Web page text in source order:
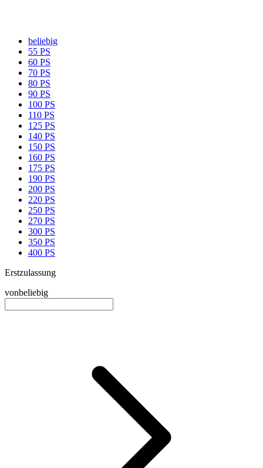
beliebig
55 PS
60 PS
70 PS
80 PS
90 PS
100 PS
110 PS
125 PS
140 PS
150 PS
160 PS
175 PS
190 PS
200 PS
220 PS
250 PS
270 PS
300 PS
350 PS
400 PS
Erstzulassung
vonbeliebig